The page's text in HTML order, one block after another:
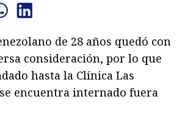
de 28 años quedó con
consideración, por lo que
hasta la Clínica Las
encuentra internado fuera